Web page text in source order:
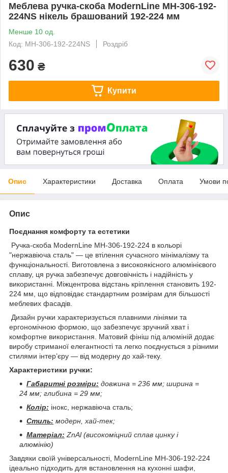
Меблева ручка-скоба ModernLine MH-306-192-
224NS нікель брашований 192-224 мм
Менше 10 од.
Код: MH-306-192-224NS
Роздріб
630 ₴
Купити
Опис Характеристики Доставка Оплата Умови
Опис
Поєднання комфорту та естетики
Ручка-скоба ModernLine MH-306-192-224 в кольорі
"нержавіюча сталь" — це втілення сучасного мінімалізму та
функціональності. Виготовлена з високоякісного алюмінієвого
сплаву, ця ручка забезпечує довговічність і надійність у
використанні. Міжцентрова відстань кріплення становить 192-
224 мм, що відповідає стандартним розмірам для більшості
меблевих фасадів.
Дизайн ручки характеризується плавними лініями та
ергономічною формою, що забезпечує зручний хват і
комфортне використання. Матовий фініш під алюміній додає
виробу стриманої елегантності та легко поєднується з різними
стилями інтер’єру — від модерну до хай-теку.
Характеристики ручки:
Габаритні розміри: довжина = 236 мм; ширина =
24 мм; глибина = 29 мм;
Колір: інокс, нержавіюча сталь;
Стиль: модерн, хай-тек;
Матеріал: ZnAl (високоміцний сплав цинку і
алюмінію)
Завдяки своїй універсальності, ModernLine MH-306-192-224
ідеально підходить для встановлення на кухонні шафи,